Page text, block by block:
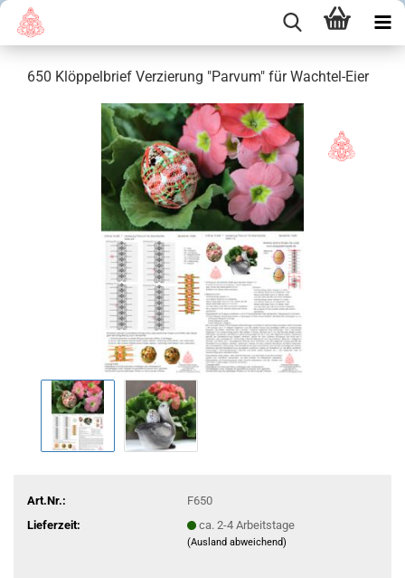
650 Klöppelbrief Verzierung "Parvum" für Wachtel-Eier
Art.Nr.:
F650
Lieferzeit:
ca. 2-4 Arbeitstage
(Ausland abweichend)